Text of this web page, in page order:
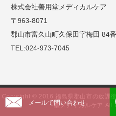
メールで問い合わせ
株式会社善用堂メディカルケア
〒963-8071
郡山市富久山町久保田字梅田 84
TEL:024-973-7045
Copyright © 2016 福島県郡山市の放課
堂メディカルケア All